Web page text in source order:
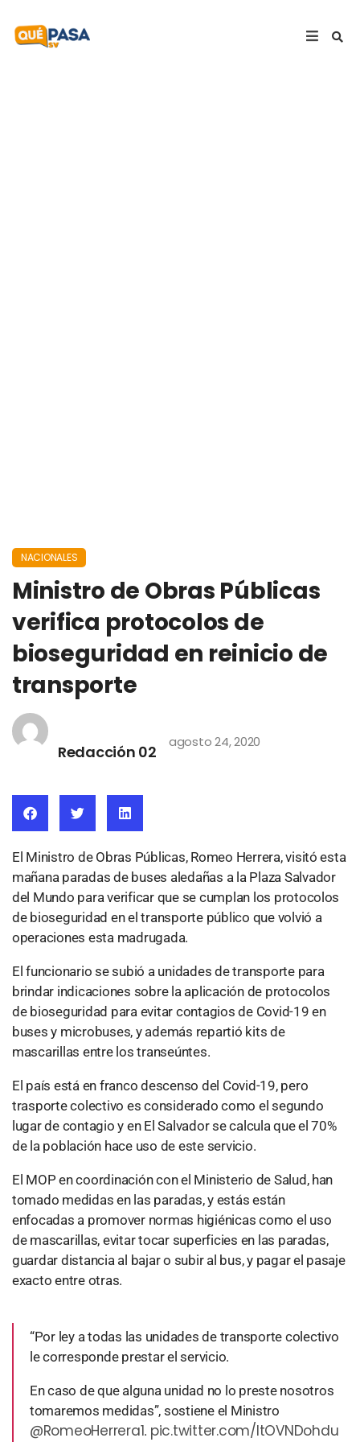
NACIONALES
Ministro de Obras Públicas
verifica protocolos de
bioseguridad en reinicio de
transporte
Redacción 02
agosto 24, 2020
El Ministro de Obras Públicas, Romeo Herrera, visitó esta
mañana paradas de buses aledañas a la Plaza Salvador
del Mundo para verificar que se cumplan los protocolos
de bioseguridad en el transporte público que volvió a
operaciones esta madrugada.
El funcionario se subió a unidades de transporte para
brindar indicaciones sobre la aplicación de protocolos
de bioseguridad para evitar contagios de Covid-19 en
buses y microbuses, y además repartió kits de
mascarillas entre los transeúntes.
El país está en franco descenso del Covid-19, pero
trasporte colectivo es considerado como el segundo
lugar de contagio y en El Salvador se calcula que el 70%
de la población hace uso de este servicio.
El MOP en coordinación con el Ministerio de Salud, han
tomado medidas en las paradas, y estás están
enfocadas a promover normas higiénicas como el uso
de mascarillas, evitar tocar superficies en las paradas,
guardar distancia al bajar o subir al bus, y pagar el pasaje
exacto entre otras.
“Por ley a todas las unidades de transporte colectivo
le corresponde prestar el servicio.
En caso de que alguna unidad no lo preste nosotros
tomaremos medidas”, sostiene el Ministro
@RomeoHerrera1. pic.twitter.com/ItOVNDohdu